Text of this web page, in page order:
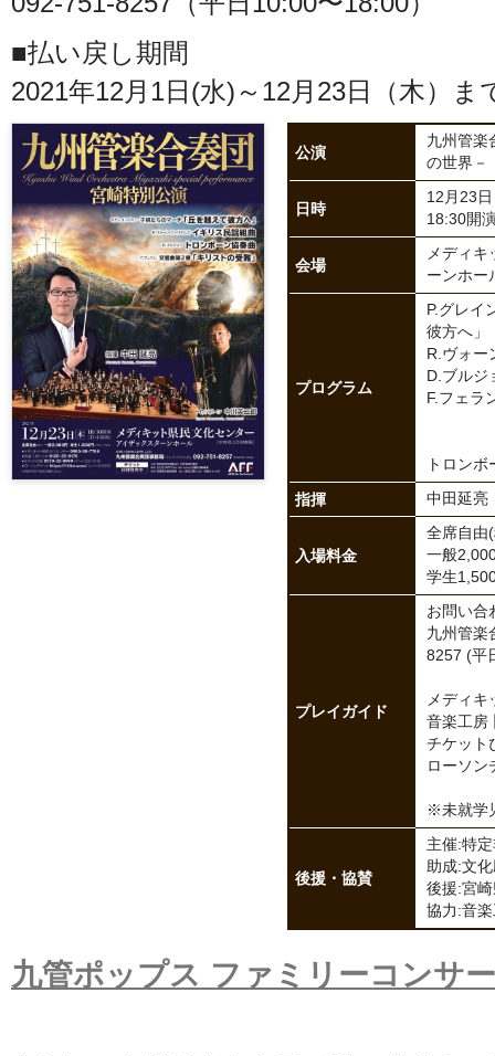
■払い戻し期間
2021年12月1日(水)～12月23日（木）ま
公演
九州管楽
の世界－
日時
12月23日
18:30開
会場
メディ
ーンホー
プログラム
P.グレイ
彼方へ」
R.ヴォー
D.ブルジ
F.フェラ
トロン
指揮 中田延亮
入場料金
全席自由
一般
学生
プレイガイド
お問い合
九州管楽
8257 (平
メディキ
音楽工房
チケット
ローソン
※未就学
後援・協賛
主催:特
助成:文
後援:宮
協力:音
九管ポップス ファミリーコンサ